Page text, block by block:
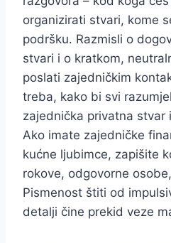
organizirati stvari, kome
podršku. Razmisli o
stvari i o kratkom,
poslati zajedničkim
treba, kako bi svi
zajednička privatna
Ako imate zajedničke
kućne ljubimce, zapišite
rokove, odgovorne
Pismenost štiti od
detalji čine prekid veze